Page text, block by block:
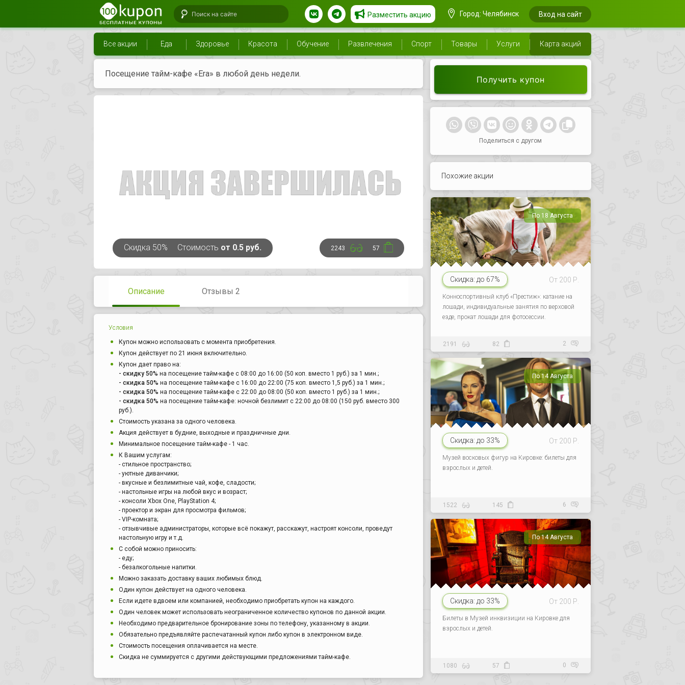
Разместить акцию Город: Челябинск Вход на сайт
Все акции Еда Здоровье Красота Обучение Развлечения Спорт Товары Услуги Карта акций
Посещение тайм-кафе «Era» в любой день недели.
Скидка 50% Стоимость от 0.5 руб. 2243 57
Описание Отзывы 2
Условия
Купон можно использовать с момента приобретения.
Купон действует по 21 июня включительно.
Купон дает право на:
- скидку 50% на посещение тайм-кафе с 08:00 до 16:00 (50 коп. вместо 1 руб.) за 1 мин.;
- скидка 50% на посещение тайм-кафе с 16:00 до 22:00 (75 коп. вместо 1,5 руб.) за 1 мин.;
- скидка 50% на посещение тайм-кафе с 22:00 до 08:00 (50 коп. вместо 1 руб.) за 1 мин.;
- скидка 50% на посещение тайм-кафе: ночной безлимит с 22:00 до 08:00 (150 руб. вместо 300
руб.).
Стоимость указана за одного человека.
Акция действует в будние, выходные и праздничные дни.
Минимальное посещение тайм-кафе - 1 час.
К Вашим услугам:
- стильное пространство;
- уютные диванчики;
- вкусные и безлимитные чай, кофе, сладости;
- настольные игры на любой вкус и возраст;
- консоли Xbox One, PlayStation 4;
- проектор и экран для просмотра фильмов;
- VIP-комната;
- отзывчивые администраторы, которые всё покажут, расскажут, настроят консоли, проведут
настольную игру и т.д.
С собой можно приносить:
- еду;
- безалкогольные напитки.
Можно заказать доставку ваших любимых блюд.
Один купон действует на одного человека.
Если идете вдвоем или компанией, необходимо приобретать купон на каждого.
Один человек может использовать неограниченное количество купонов по данной акции.
Необходимо предварительное бронирование зоны по телефону, указанному в акции.
Обязательно предъявляйте распечатанный купон либо купон в электронном виде.
Стоимость посещения оплачивается на месте.
Скидка не суммируется с другими действующими предложениями тайм-кафе.
Получить купон
Поделиться с другом
Похожие акции
По 18 Августа
Скидка: до 67% От 200 Р.
Конноспортивный клуб «Престиж»: катание на
лошади, индивидуальные занятия по верховой
езде, прокат лошади для фотосессии.
2191 82 2
По 14 Августа
Скидка: до 33% От 200 Р.
Музей восковых фигур на Кировке: билеты для
взрослых и детей.
1522 145 6
По 14 Августа
Скидка: до 33% От 200 Р.
Билеты в Музей инквизиции на Кировке для
взрослых и детей.
1080 57 0